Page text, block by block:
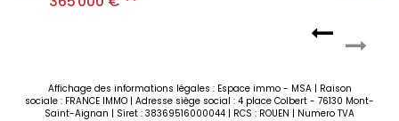
Affichage des informations légales : Espace immo - MSA | Raison
sociale : FRANCE IMMO | Adresse siège social : 4 place Colbert - 76130 Mont-
Saint-Aignan | Siret : 38369516000044 | RCS : ROUEN | Numero TVA